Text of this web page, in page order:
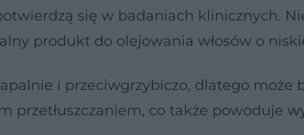
się w badaniach klinicznych.
produkt do olejowania włosów o
i przeciwgrzybiczo, dlatego
przetłuszczaniem, co także powoduje